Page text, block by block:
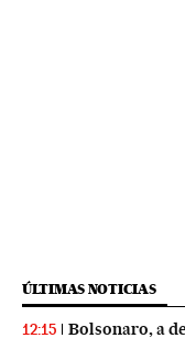
ÚLTIMAS NOTICIAS
12:15 Bolsonaro, a